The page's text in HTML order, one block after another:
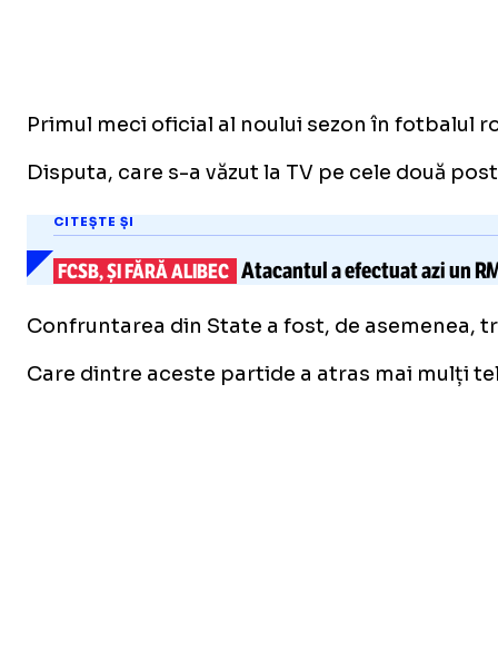
Primul meci oficial al noului sezon în fotbalul
Disputa, care s-a văzut la TV pe cele două
CITEȘTE ȘI
FCSB, ȘI FĂRĂ ALIBEC Atacantul a efectuat azi un
Confruntarea din State a fost, de asemenea,
Care dintre aceste partide a atras mai mulți